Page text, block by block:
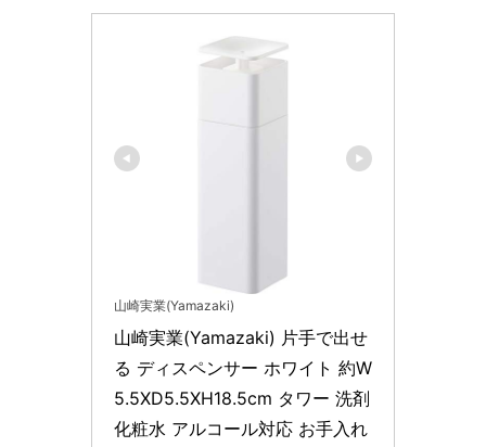
山崎実業(Yamazaki)
山崎実業(Yamazaki) 片手で出せ
る ディスペンサー ホワイト 約W
5.5XD5.5XH18.5cm タワー 洗剤
化粧水 アルコール対応 お手入れ